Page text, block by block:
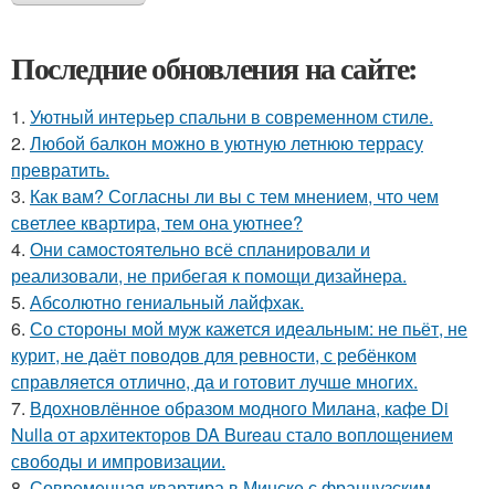
Последние обновления на сайте:
1. Уютный интерьер спальни в современном стиле.
2. Любой балкон можно в уютную летнюю террасу
превратить.
3. Как вам? Согласны ли вы с тем мнением, что чем
светлее квартира, тем она уютнее?
4. Они самостоятельно всё спланировали и
реализовали, не прибегая к помощи дизайнера.
5. Абсолютно гениальный лайфхак.
6. Со стороны мой муж кажется идеальным: не пьёт, не
курит, не даёт поводов для ревности, с ребёнком
справляется отлично, да и готовит лучше многих.
7. Вдохновлённое образом модного Милана, кафе Di
Nulla от архитекторов DA Bureau стало воплощением
свободы и импровизации.